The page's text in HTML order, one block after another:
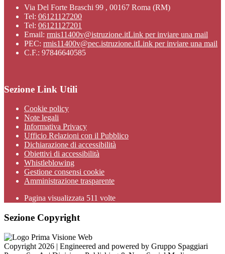
Via Del Forte Braschi 99 , 00167 Roma (RM)
Tel: 06121127200
Tel: 06121127201
Email: rmis11400v@istruzione.itLink per inviare una mail
PEC: rmis11400v@pec.istruzione.itLink per inviare una mail
C.F.: 97846640585
Sezione Link Utili
Cookie policy
Note legali
Informativa Privacy
Ufficio Relazioni con il Pubblico
Dichiarazione di accessibilità
Obiettivi di accessibilità
Whistleblowing
Gestione consensi cookie
Amministrazione trasparente
Pagina visualizzata 511 volte
Sezione Copyright
Copyright 2026 | Engineered and powered by Gruppo Spaggiari